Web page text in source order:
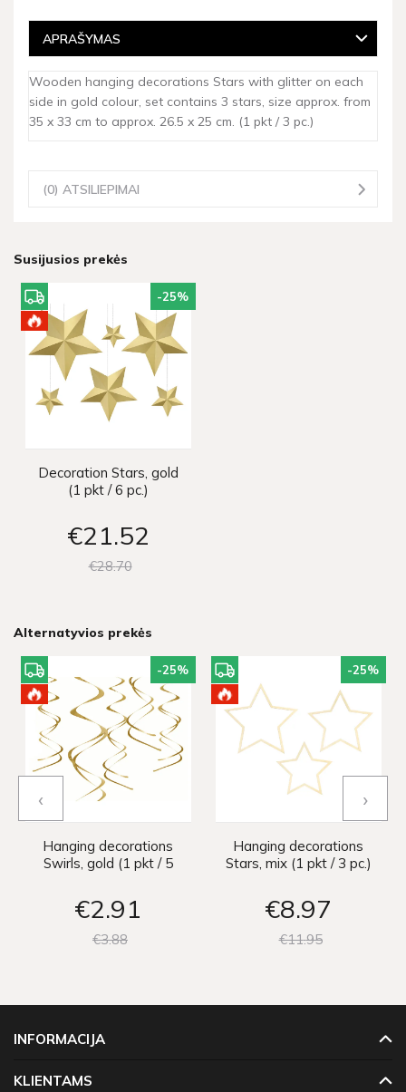
APRAŠYMAS
Wooden hanging decorations Stars with glitter on each
side in gold colour, set contains 3 stars, size approx. from
35 x 33 cm to approx. 26.5 x 25 cm. (1 pkt / 3 pc.)
(0) ATSILIEPIMAI
Susijusios prekės
-25%
Decoration Stars, gold
(1 pkt / 6 pc.)
€21 52
€2870
Alternatyvios prekės
-25%
Hanging decorations
Swirls, gold (1 pkt / 5
€2 91
€388
-25%
Hanging decorations
Stars, mix (1 pkt / 3 pc.)
€8 97
€1195
‹ ›
INFORMACIJA
KLIENTAMS